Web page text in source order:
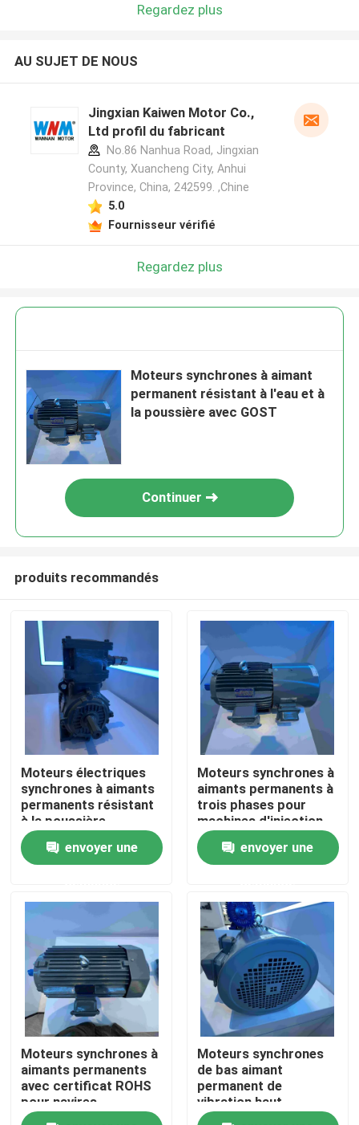
Maison
Produits
Au sujet de nous
Visite d'usine
Contrôle de qualité
Contactez-nous
Regardez plus
AU SUJET DE NOUS
Jingxian Kaiwen Motor Co.,
Ltd profil du fabricant
No.86 Nanhua Road, Jingxian
County, Xuancheng City, Anhui
Province, China, 242599. ,Chine
5.0
Fournisseur vérifié
Regardez plus
Moteurs synchrones à aimant
permanent résistant à l'eau et à
la poussière avec GOST
Continuer
produits recommandés
Moteurs électriques
synchrones à aimants
permanents résistant
à la poussière
envoyer une
Moteurs synchrones à
aimants permanents à
trois phases pour
machines d'injection
envoyer une
Moteurs synchrones à
aimants permanents
avec certificat ROHS
pour navires
Moteurs synchrones
de bas aimant
permanent de
vibration haut
efficaces